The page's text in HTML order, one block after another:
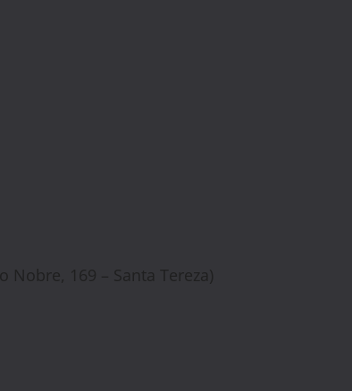
Nobre, 169 – Santa Tereza)